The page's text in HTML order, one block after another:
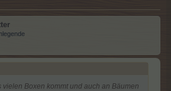
vielen Boxen kommt und auch an Bäumen